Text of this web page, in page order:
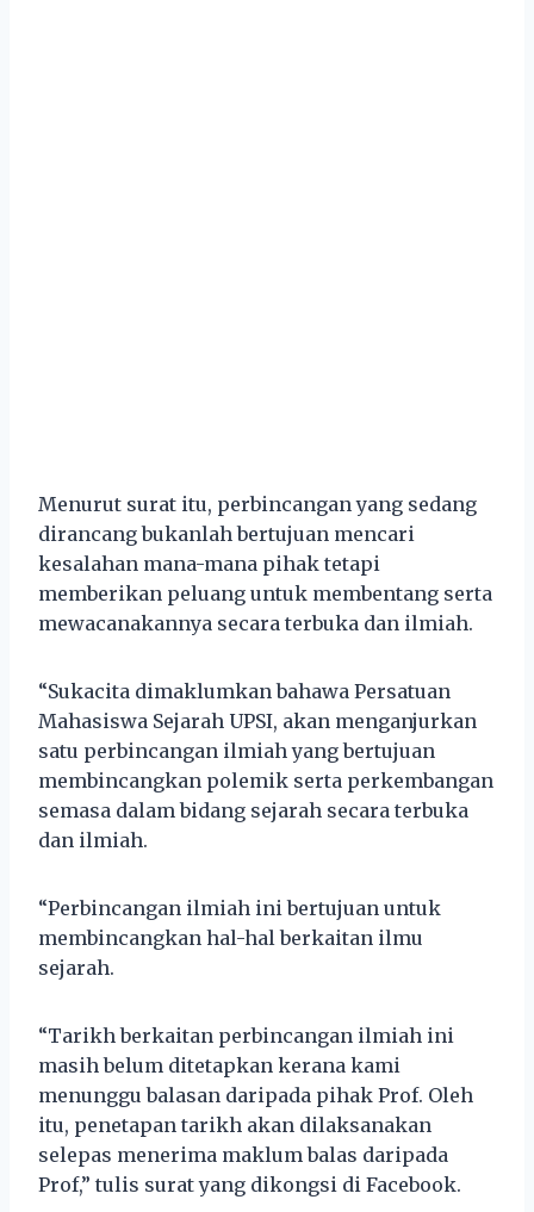
Menurut surat itu, perbincangan yang sedang
dirancang bukanlah bertujuan mencari
kesalahan mana-mana pihak tetapi
memberikan peluang untuk membentang serta
mewacanakannya secara terbuka dan ilmiah.
“Sukacita dimaklumkan bahawa Persatuan
Mahasiswa Sejarah UPSI, akan menganjurkan
satu perbincangan ilmiah yang bertujuan
membincangkan polemik serta perkembangan
semasa dalam bidang sejarah secara terbuka
dan ilmiah.
“Perbincangan ilmiah ini bertujuan untuk
membincangkan hal-hal berkaitan ilmu
sejarah.
“Tarikh berkaitan perbincangan ilmiah ini
masih belum ditetapkan kerana kami
menunggu balasan daripada pihak Prof. Oleh
itu, penetapan tarikh akan dilaksanakan
selepas menerima maklum balas daripada
Prof,” tulis surat yang dikongsi di Facebook.